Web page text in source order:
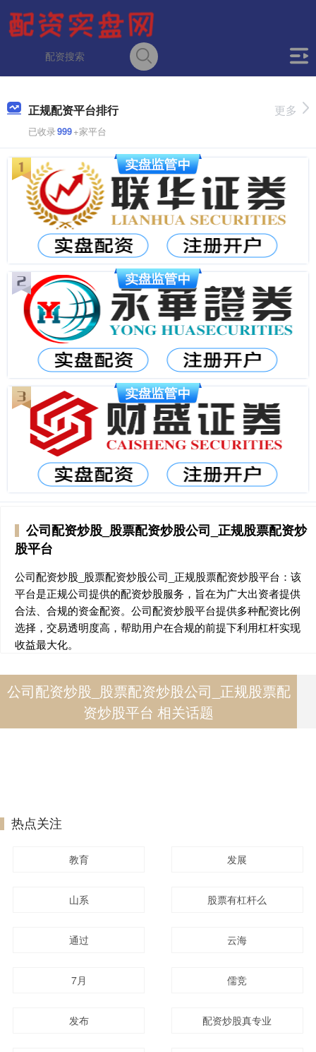
正规配资平台排行
已收录999+家平台
更多
公司配资炒股_股票配资炒股公司_正规股票配资炒
股平台
公司配资炒股_股票配资炒股公司_正规股票配资炒股平台：该
平台是正规公司提供的配资炒股服务，旨在为广大出资者提供
合法、合规的资金配资。公司配资炒股平台提供多种配资比例
选择，交易透明度高，帮助用户在合规的前提下利用杠杆实现
收益最大化。
公司配资炒股_股票配资炒股公司_正规股票配
资炒股平台 相关话题
热点关注
教育 发展
山系 股票有杠杆么
通过 云海
7月 儒竞
发布 配资炒股真专业